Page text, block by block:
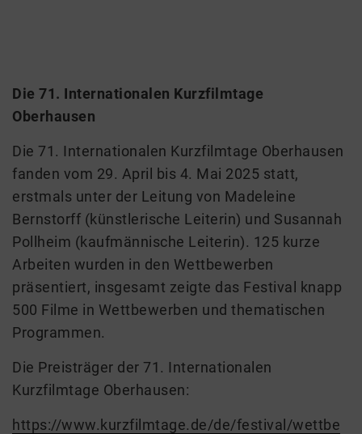
Die 71. Internationalen Kurzfilmtage
Oberhausen
Die 71. Internationalen Kurzfilmtage Oberhausen
fanden vom 29. April bis 4. Mai 2025 statt,
erstmals unter der Leitung von Madeleine
Bernstorff (künstlerische Leiterin) und Susannah
Pollheim (kaufmännische Leiterin). 125 kurze
Arbeiten wurden in den Wettbewerben
präsentiert, insgesamt zeigte das Festival knapp
500 Filme in Wettbewerben und thematischen
Programmen.
Die Preisträger der 71. Internationalen
Kurzfilmtage Oberhausen:
https://www.kurzfilmtage.de/de/festival/wettbe